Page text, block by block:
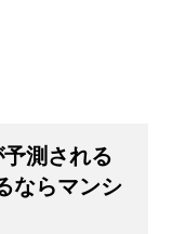
予測される
ならマンシ